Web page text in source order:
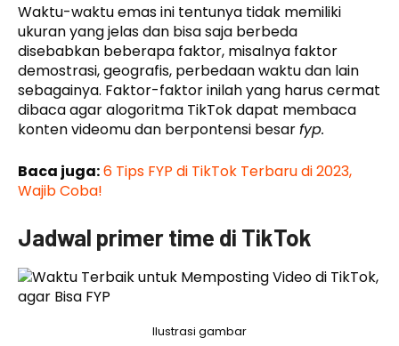
Waktu-waktu emas ini tentunya tidak memiliki
ukuran yang jelas dan bisa saja berbeda
disebabkan beberapa faktor, misalnya faktor
demostrasi, geografis, perbedaan waktu dan lain
sebagainya. Faktor-faktor inilah yang harus cermat
dibaca agar alogoritma TikTok dapat membaca
konten videomu dan berpontensi besarfyp.
Baca juga:6 Tips FYP di TikTok Terbaru di 2023,
Wajib Coba!
Jadwal primer time di TikTok
Ilustrasi gambar